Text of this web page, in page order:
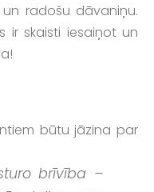
radošu dāvaniņu.
ir skaisti iesaiņot un
būtu jāzina par
brīvība –